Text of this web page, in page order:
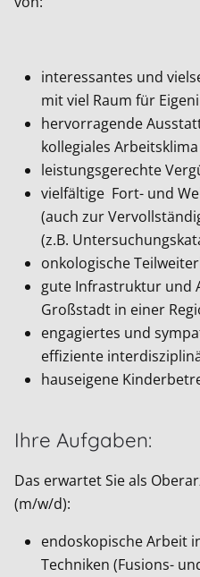
interessantes und
mit viel Raum für
hervorragende
kollegiales Arbeitsklima
leistungsgerechte
vielfältige Fort- und
(auch zur
(z.B.
onkologische
gute Infrastruktur und
Großstadt in einer
engagiertes und
effiziente
hauseigene
Ihre Aufgaben:
Das erwartet Sie als
(m/w/d):
endoskopische Arbeit
Techniken (Fusions-